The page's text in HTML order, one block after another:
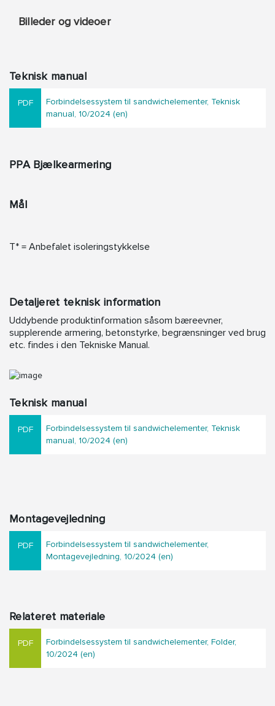
Billeder og videoer
Teknisk manual
Forbindelsessystem til sandwichelementer, Teknisk
manual, 10/2024 (en)
PPA Bjælkearmering
Mål
T* = Anbefalet isoleringstykkelse
Detaljeret teknisk information
Uddybende produktinformation såsom bæreevner,
supplerende armering, betonstyrke, begrænsninger ved brug
etc. findes i den Tekniske Manual.
Teknisk manual
Forbindelsessystem til sandwichelementer, Teknisk
manual, 10/2024 (en)
Montagevejledning
Forbindelsessystem til sandwichelementer,
Montagevejledning, 10/2024 (en)
Relateret materiale
Forbindelsessystem til sandwichelementer, Folder,
10/2024 (en)